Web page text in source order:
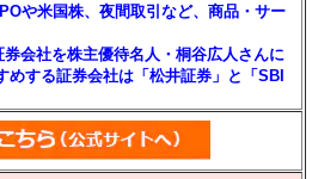
や米国株、夜間取引など、商品・サー
会社を株主優待名人・桐谷広人さんに
めする証券会社は「松井証券」と「SBI